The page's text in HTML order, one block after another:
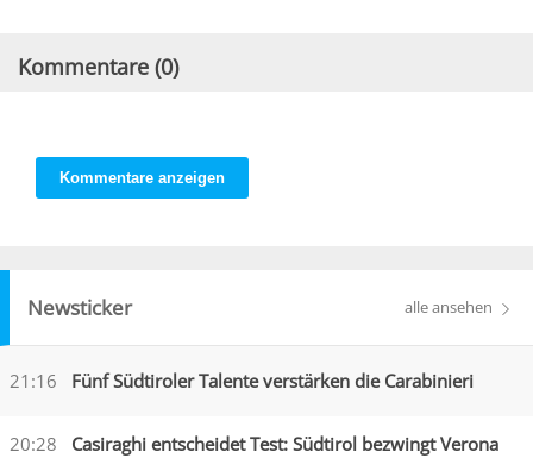
Kommentare (0)
Kommentare anzeigen
Newsticker alle ansehen
21:16 Fünf Südtiroler Talente verstärken die Carabinieri
20:28 Casiraghi entscheidet Test: Südtirol bezwingt Verona